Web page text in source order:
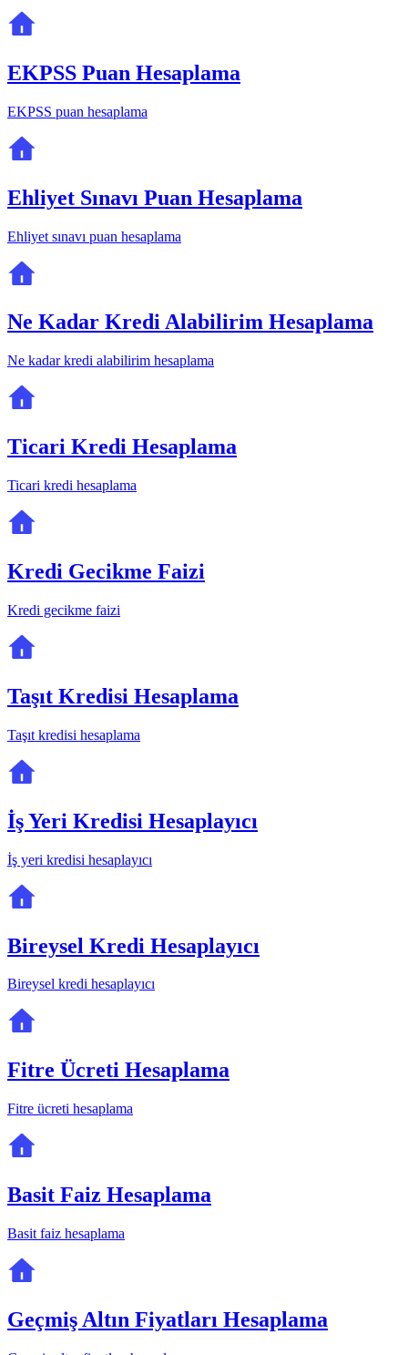
EKPSS Puan Hesaplama
EKPSS puan hesaplama
Ehliyet Sınavı Puan Hesaplama
Ehliyet sınavı puan hesaplama
Ne Kadar Kredi Alabilirim Hesaplama
Ne kadar kredi alabilirim hesaplama
Ticari Kredi Hesaplama
Ticari kredi hesaplama
Kredi Gecikme Faizi
Kredi gecikme faizi
Taşıt Kredisi Hesaplama
Taşıt kredisi hesaplama
İş Yeri Kredisi Hesaplayıcı
İş yeri kredisi hesaplayıcı
Bireysel Kredi Hesaplayıcı
Bireysel kredi hesaplayıcı
Fitre Ücreti Hesaplama
Fitre ücreti hesaplama
Basit Faiz Hesaplama
Basit faiz hesaplama
Geçmiş Altın Fiyatları Hesaplama